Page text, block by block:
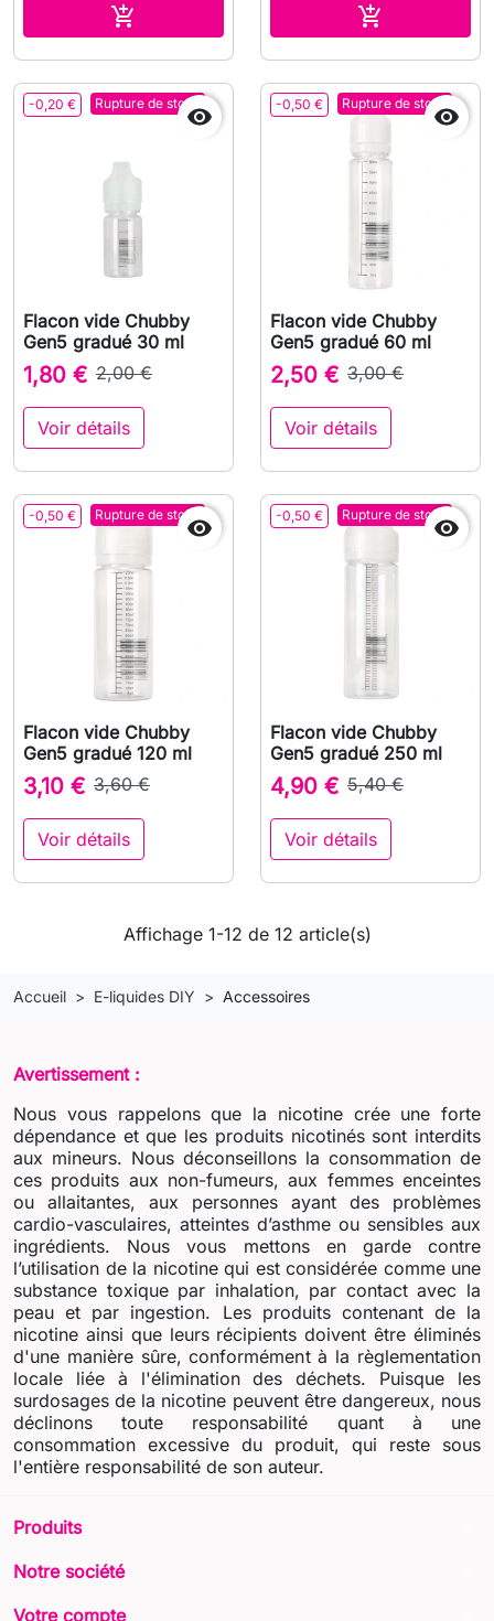
 
-0,20 € Rupture de stock

Flacon vide Chubby
Gen5 gradué 30 ml
1,80 € 2,00 €
Voir détails
-0,50 € Rupture de stock

Flacon vide Chubby
Gen5 gradué 60 ml
2,50 € 3,00 €
Voir détails
-0,50 € Rupture de stock

Flacon vide Chubby
Gen5 gradué 120 ml
3,10 € 3,60 €
Voir détails
-0,50 € Rupture de stock

Flacon vide Chubby
Gen5 gradué 250 ml
4,90 € 5,40 €
Voir détails
Affichage 1-12 de 12 article(s)
Accueil E-liquides DIY Accessoires
Avertissement :
Nous vous rappelons que la nicotine crée une forte
dépendance et que les produits nicotinés sont interdits
aux mineurs. Nous déconseillons la consommation de
ces produits aux non-fumeurs, aux femmes enceintes
ou allaitantes, aux personnes ayant des problèmes
cardio-vasculaires, atteintes d’asthme ou sensibles aux
ingrédients. Nous vous mettons en garde contre
l’utilisation de la nicotine qui est considérée comme une
substance toxique par inhalation, par contact avec la
peau et par ingestion. Les produits contenant de la
nicotine ainsi que leurs récipients doivent être éliminés
d'une manière sûre, conformément à la règlementation
locale liée à l'élimination des déchets. Puisque les
surdosages de la nicotine peuvent être dangereux, nous
déclinons toute responsabilité quant à une
consommation excessive du produit, qui reste sous
l'entière responsabilité de son auteur.
Produits
Notre société
Votre compte